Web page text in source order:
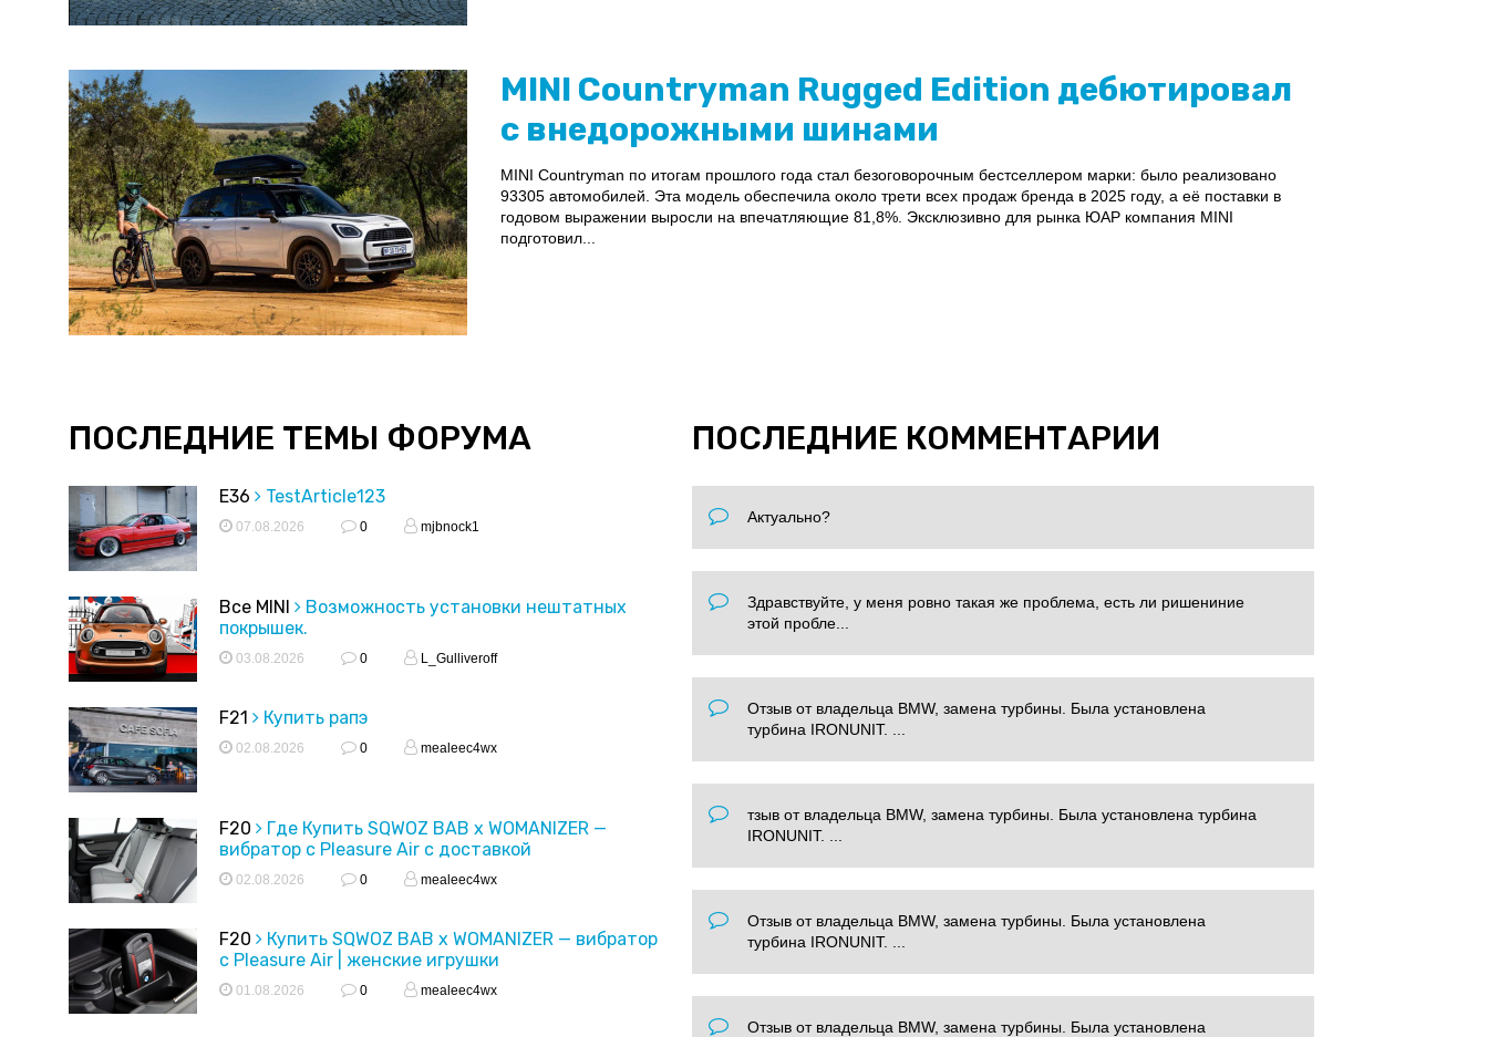
MINI Countryman Rugged Edition дебютировал
с внедорожными шинами
MINI Countryman по итогам прошлого года стал безоговорочным бестселлером марки: было реализовано
93305 автомобилей. Эта модель обеспечила около трети всех продаж бренда в 2025 году, а её поставки в
годовом выражении выросли на впечатляющие 81,8%. Эксклюзивно для рынка ЮАР компания MINI
подготовил...
ПОСЛЕДНИЕ ТЕМЫ ФОРУМА
E36 TestArticle123
07.08.2026 0 mjbnock1
Все MINI
Возможность установки нештатных
покрышек.
03.08.2026 0 L_Gulliveroff
F21 Купить рапэ
02.08.2026 0 mealeec4wx
F20
Где Купить SQWOZ BAB x WOMANIZER —
вибратор с Pleasure Air с доставкой
02.08.2026 0 mealeec4wx
F20
Купить SQWOZ BAB x WOMANIZER — вибратор
с Pleasure Air | женские игрушки
01.08.2026 0 mealeec4wx
ПОСЛЕДНИЕ КОММЕНТАРИИ
Актуально?
Здравствуйте, у меня ровно такая же проблема, есть ли ришениние
этой пробле...
Отзыв от владельца BMW, замена турбины. Была установлена
турбина IRONUNIT. ...
тзыв от владельца BMW, замена турбины. Была установлена турбина
IRONUNIT. ...
Отзыв от владельца BMW, замена турбины. Была установлена
турбина IRONUNIT. ...
Отзыв от владельца BMW, замена турбины. Была установлена